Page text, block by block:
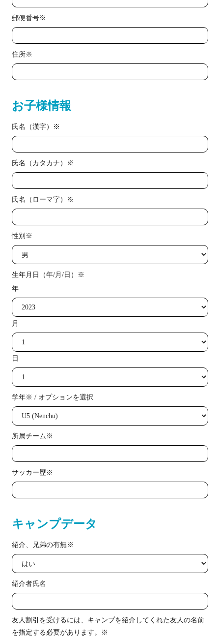
郵便番号※
住所※
お子様情報
氏名（漢字）※
氏名（カタカナ）※
氏名（ローマ字）※
性別※
生年月日（年/月/日）※
年
月
日
学年※ / オプションを選択
所属チーム※
サッカー歴※
キャンプデータ
紹介、兄弟の有無※
紹介者氏名
友人割引を受けるには、キャンプを紹介してくれた友人の名前
を指定する必要があります。※